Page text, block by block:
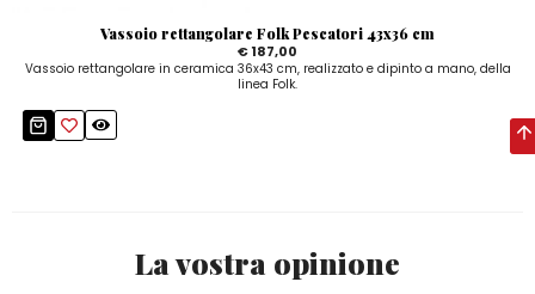
Vassoio rettangolare Folk Pescatori 43x36 cm
€ 187,00
Vassoio rettangolare in ceramica 36x43 cm, realizzato e dipinto a mano, della
linea Folk.
La vostra opinione